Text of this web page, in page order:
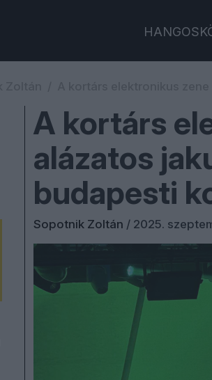
A kortárs
alázatos
budapesti
Sopotnik Zoltán / 2025.